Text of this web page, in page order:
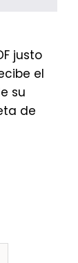
justo
el
su
de